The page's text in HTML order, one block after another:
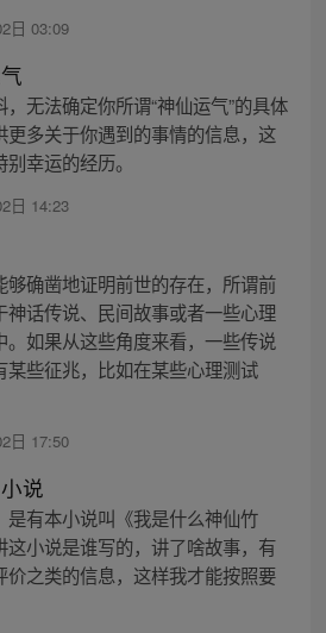
日 03:09
无法确定你所谓“神仙运气”的具体
更多关于你遇到的事情的信息，这
幸运的经历。
日 14:23
够确凿地证明前世的存在，所谓前
神话传说、民间故事或者一些心理
。如果从这些角度来看，一些传说
些征兆，比如在某些心理测试
日 17:50
说
有本小说叫《我是什么神仙竹
这小说是谁写的，讲了啥故事，有
价之类的信息，这样我才能按照要